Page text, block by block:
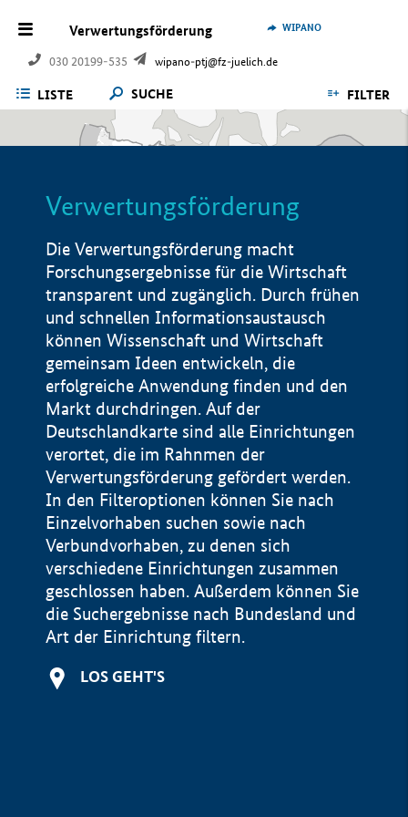
Verwertungsförderung
030 20199-535 wipano-ptj@fz-juelich.de
WIPANO
LISTE SUCHE FILTER
Verwertungsförderung
Die Verwertungsförderung macht
Forschungsergebnisse für die Wirtschaft
transparent und zugänglich. Durch frühen
und schnellen Informationsaustausch
können Wissenschaft und Wirtschaft
gemeinsam Ideen entwickeln, die
erfolgreiche Anwendung finden und den
Markt durchdringen. Auf der
Deutschlandkarte sind alle Einrichtungen
verortet, die im Rahnmen der
Verwertungsförderung gefördert werden.
In den Filteroptionen können Sie nach
Einzelvorhaben suchen sowie nach
Verbundvorhaben, zu denen sich
verschiedene Einrichtungen zusammen
geschlossen haben. Außerdem können Sie
die Suchergebnisse nach Bundesland und
Art der Einrichtung filtern.
LOS GEHT'S